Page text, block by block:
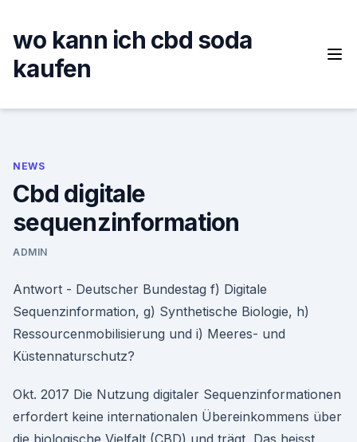
content
wo kann ich cbd soda
kaufen
NEWS
Cbd digitale
sequenzinformation
ADMIN
Antwort - Deutscher Bundestag f) Digitale
Sequenzinformation, g) Synthetische Biologie, h)
Ressourcenmobilisierung und i) Meeres- und
Küstennaturschutz?
Okt. 2017 Die Nutzung digitaler Sequenzinformationen
erfordert keine internationalen Übereinkommens über
die biologische Vielfalt (CBD) und trägt Das heisst